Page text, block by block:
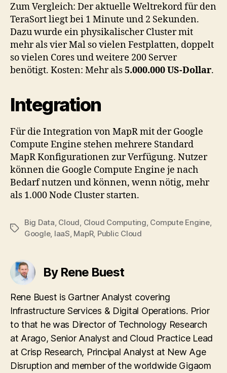
Zum Vergleich: Der aktuelle Weltrekord für den
TeraSort liegt bei 1 Minute und 2 Sekunden.
Dazu wurde ein physikalischer Cluster mit
mehr als vier Mal so vielen Festplatten, doppelt
so vielen Cores und weitere 200 Server
benötigt. Kosten: Mehr als5.000.000 US-Dollar.
Integration
Für die Integration von MapR mit der Google
Compute Engine stehen mehrere Standard
MapR Konfigurationen zur Verfügung. Nutzer
können die Google Compute Engine je nach
Bedarf nutzen und können, wenn nötig, mehr
als 1.000 Node Cluster starten.
Tags
Big Data Cloud Cloud Computing Compute Engine,
Google, IaaS MapR, Public Cloud
By Rene Buest
Rene Buest is Gartner Analyst covering
Infrastructure Services & Digital Operations. Prior
to that he was Director of Technology Research
at Arago, Senior Analyst and Cloud Practice Lead
at Crisp Research, Principal Analyst at New Age
Disruption and member of the worldwide Gigaom